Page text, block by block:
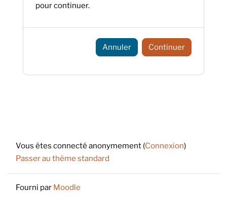
pour continuer.
Annuler Continuer
Vous êtes connecté anonymement (Connexion)
Passer au thème standard
Fourni par Moodle